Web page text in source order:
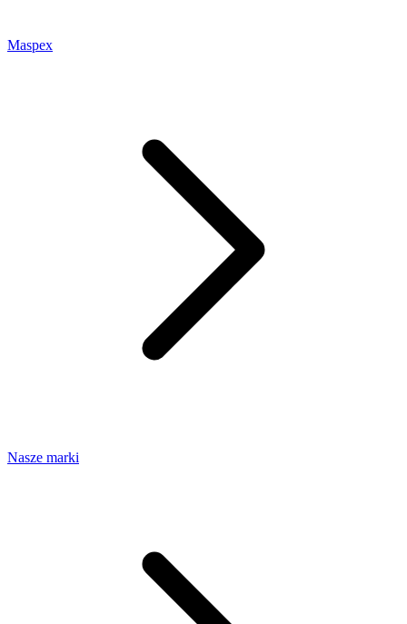
Maspex
Nasze marki